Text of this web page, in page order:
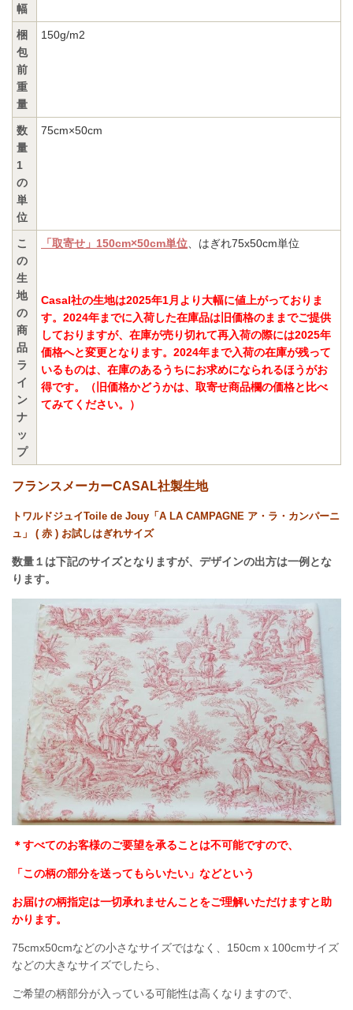
幅
梱
包
前
重
量
150g/m2
数
量
1
の
単
位
75cm×50cm
こ
の
生
地
の
商
品
ラ
イ
ン
ナ
ッ
プ
「取寄せ」150cm×50cm単位 、はぎれ75x50cm単位
Casal社の生地は2025年1月より大幅に値上がっておりま
す。2024年までに入荷した在庫品は旧価格のままでご提供
しておりますが、在庫が売り切れて再入荷の際には2025年
価格へと変更となります。2024年まで入荷の在庫が残って
いるものは、在庫のあるうちにお求めになられるほうがお
得です。（旧価格かどうかは、取寄せ商品欄の価格と比べ
てみてください。）
フランスメーカーCASAL社製生地
トワルドジュイToile de Jouy「 A LA CAMPAGNE ア・ラ・カンパーニ
ュ 」 ( 赤 ) お試しはぎれサイズ
数量１は下記のサイズとなりますが、デザインの出方は一例とな
ります。
＊すべてのお客様のご要望を承ることは不可能ですので、
「この柄の部分を送ってもらいたい」などという
お届けの柄指定は一切承れませんことをご理解いただけますと助
かります。
75cmx50cmなどの小さなサイズではなく、150cmｘ100cmサイズ
などの大きなサイズでしたら、
ご希望の柄部分が入っている可能性は高くなりますので、